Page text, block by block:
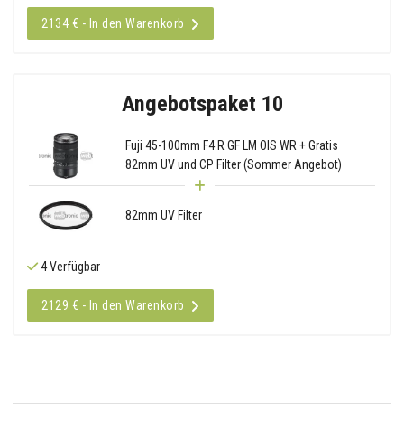
2134 € - In den Warenkorb
Angebotspaket 10
Fuji 45-100mm F4 R GF LM OIS WR + Gratis
82mm UV und CP Filter (Sommer Angebot)
82mm UV Filter
4 Verfügbar
2129 € - In den Warenkorb